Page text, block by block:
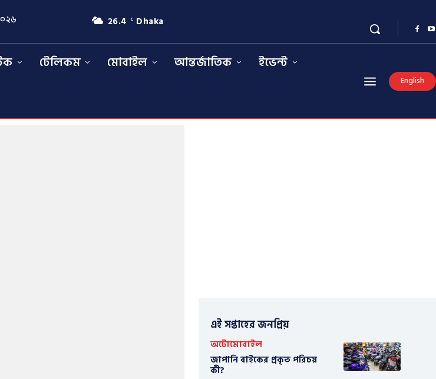
26.4 C Dhaka
টেলিকম মোবাইল আন্তর্জাতিক
ইভেন্ট
English
এই সপ্তাহের জনপ্রিয়
অটোমোবাইল
​জাপানি বাইকের প্রকৃত পরিচয়
কী?